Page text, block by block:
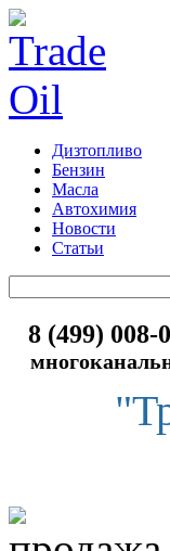
Дизтопливо
Бензин
Масла
Автохимия
Новости
Статьи
8 (499) 008-